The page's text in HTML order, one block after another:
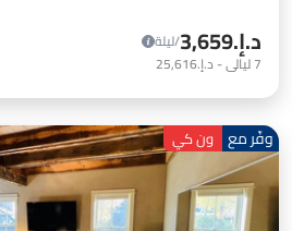
د.إ.‏3,659
/ليلة
7ليالي- د.إ.‏25,616
وفّر مع ون كي